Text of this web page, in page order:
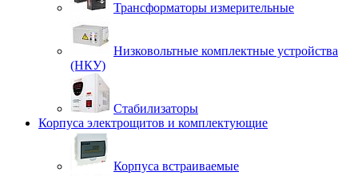
Трансформаторы измерительные
Низковольтные комплектные устройства
(НКУ)
Стабилизаторы
Корпуса электрощитов и комплектующие
Корпуса встраиваемые